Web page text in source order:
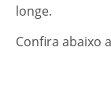
longe.
Confira abaixo